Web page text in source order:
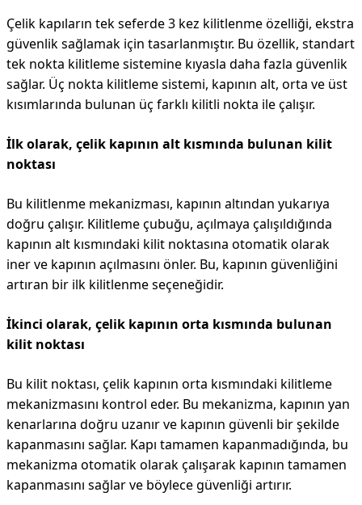
Çelik kapıların tek seferde 3 kez kilitlenme özelliği, ekstra
güvenlik sağlamak için tasarlanmıştır. Bu özellik, standart
tek nokta kilitleme sistemine kıyasla daha fazla güvenlik
sağlar. Üç nokta kilitleme sistemi, kapının alt, orta ve üst
kısımlarında bulunan üç farklı kilitli nokta ile çalışır.
İlk olarak, çelik kapının alt kısmında bulunan kilit
noktası
Bu kilitlenme mekanizması, kapının altından yukarıya
doğru çalışır. Kilitleme çubuğu, açılmaya çalışıldığında
kapının alt kısmındaki kilit noktasına otomatik olarak
iner ve kapının açılmasını önler. Bu, kapının güvenliğini
artıran bir ilk kilitlenme seçeneğidir.
İkinci olarak, çelik kapının orta kısmında bulunan
kilit noktası
Bu kilit noktası, çelik kapının orta kısmındaki kilitleme
mekanizmasını kontrol eder. Bu mekanizma, kapının yan
kenarlarına doğru uzanır ve kapının güvenli bir şekilde
kapanmasını sağlar. Kapı tamamen kapanmadığında, bu
mekanizma otomatik olarak çalışarak kapının tamamen
kapanmasını sağlar ve böylece güvenliği artırır.